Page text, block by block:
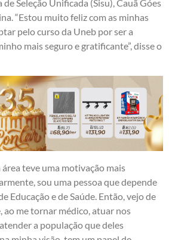
Seleção Unificada (Sisu), Cauã Góes
“Estou muito feliz com as minhas
pelo curso da Uneb por ser a
mais seguro e gratificante”, disse o
teve uma motivação mais
sou uma pessoa que depende
Educação e de Saúde. Então, vejo de
ao me tornar médico, atuar nos
a população que deles